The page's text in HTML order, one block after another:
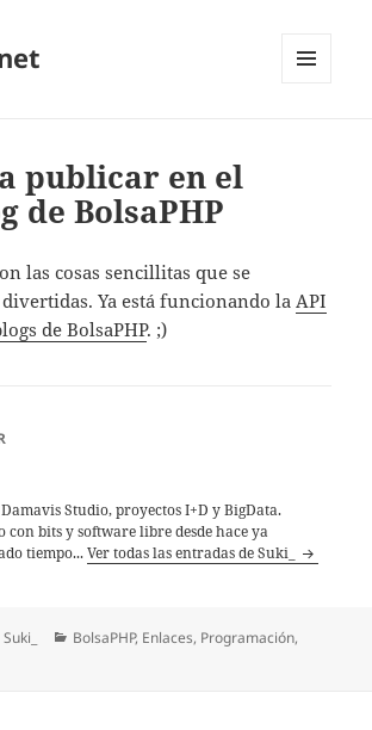
publicar en el
de BolsaPHP
las cosas sencillitas que se
Ya está funcionando laAPI
de BolsaPHP. ;)
Damavis Studio, proyectos I+D y BigData.
con bits y software libre desde hace ya
tiempo...Ver todas las entradas de Suki_
Autor
Suki_ Categorías
BolsaPHP, Enlaces, Programación,